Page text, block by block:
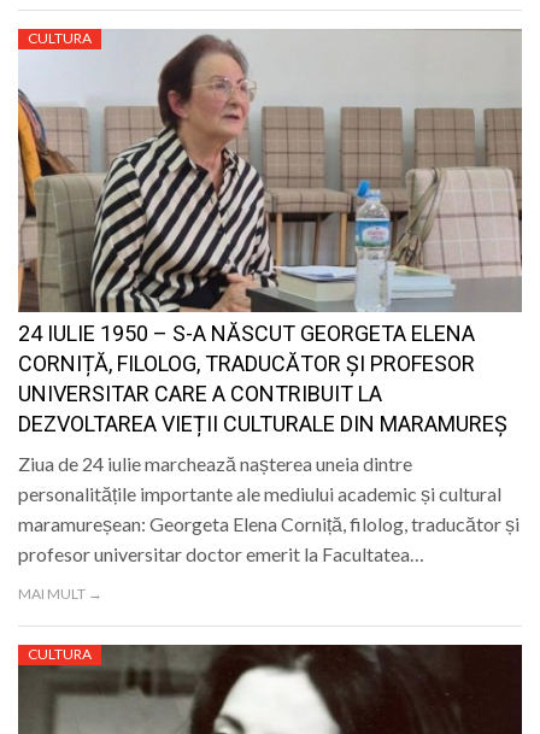
CULTURA
24 IULIE 1950 – S-A NĂSCUT GEORGETA ELENA
CORNIȚĂ, FILOLOG, TRADUCĂTOR ȘI PROFESOR
UNIVERSITAR CARE A CONTRIBUIT LA
DEZVOLTAREA VIEȚII CULTURALE DIN MARAMUREȘ
Ziua de 24 iulie marchează nașterea uneia dintre
personalitățile importante ale mediului academic și cultural
maramureșean: Georgeta Elena Corniță, filolog, traducător și
profesor universitar doctor emerit la Facultatea…
MAI MULT →
CULTURA